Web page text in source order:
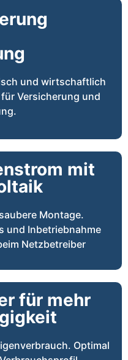
und wirtschaftlich
Versicherung und
mit
Montage.
und Inbetriebnahme
Netzbetreiber
für mehr
Optimal